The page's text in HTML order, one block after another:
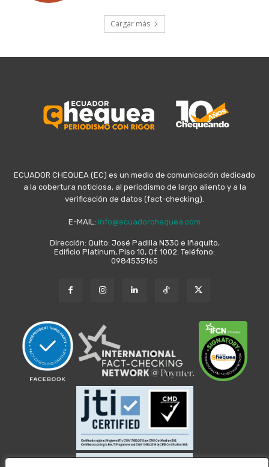
Cargar más
ECUADOR CHEQUEA (EC) es un medio de comunicación dedicado
a la cobertura noticiosa, al periodismo de largo aliento y a la
verificación de datos (fact-checking).
E-MAIL: info@ecuadorchequea.com
Dirección: Quito: José Padilla N330 e Iñaquito,
Edificio Platinum, Piso 10, Of. 1002. Teléfono:
0984535165